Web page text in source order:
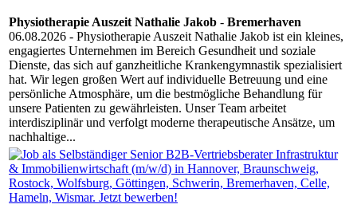
Physiotherapie Auszeit Nathalie Jakob - Bremerhaven
06.08.2026 - Physiotherapie Auszeit Nathalie Jakob ist ein kleines,
engagiertes Unternehmen im Bereich Gesundheit und soziale
Dienste, das sich auf ganzheitliche Krankengymnastik spezialisiert
hat. Wir legen großen Wert auf individuelle Betreuung und eine
persönliche Atmosphäre, um die bestmögliche Behandlung für
unsere Patienten zu gewährleisten. Unser Team arbeitet
interdisziplinär und verfolgt moderne therapeutische Ansätze, um
nachhaltige...